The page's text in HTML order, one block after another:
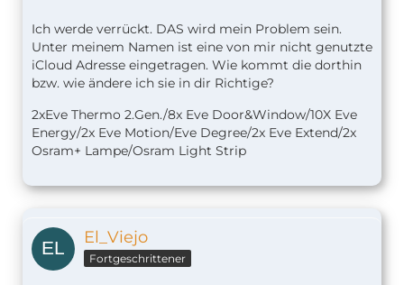
Ich werde verrückt. DAS wird mein Problem sein.
Unter meinem Namen ist eine von mir nicht genutzte
iCloud Adresse eingetragen. Wie kommt die dorthin
bzw. wie ändere ich sie in dir Richtige?
2xEve Thermo 2.Gen./8x Eve Door&Window/10X Eve
Energy/2x Eve Motion/Eve Degree/2x Eve Extend/2x
Osram+ Lampe/Osram Light Strip
El_Viejo
Fortgeschrittener